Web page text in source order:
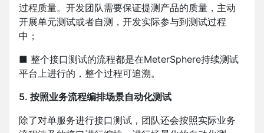
过程质量。开发团队需要保证提测产品的质量，主动
开展单元测试或者自测，开发实际参与到测试过程
中；
■ 整个接口测试的流程都是在MeterSphere持续测试
平台上进行的，整个过程可追溯。
5. 按照业务流程编排场景自动化测试
除了对单服务进行接口测试，团队还会按照实际业务